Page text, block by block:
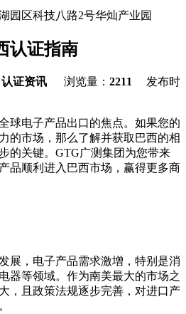
园区科技八路2号华灿产业园
认证指南
认证资讯 浏览量： 2211
发布时
球电子产品出口的焦点。如果您的
的市场，那么了解并获取巴西的相
的关键。GTG广测集团为您带来
品顺利进入巴西市场，赢得更多商
展，电子产品需求激增，特别是消
器等领域。作为南美最大的市场之
，且政策法规逐步完善，对进口产